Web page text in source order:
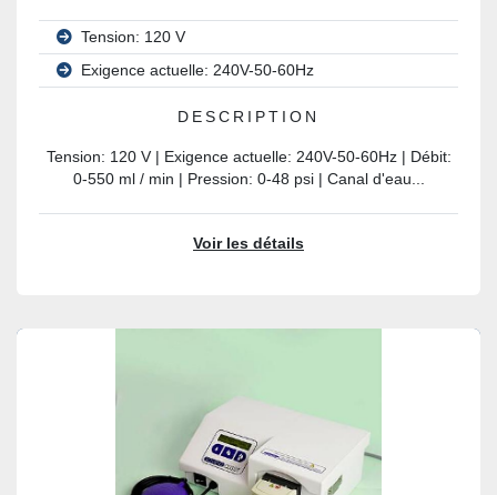
Tension: 120 V
Exigence actuelle: 240V-50-60Hz
DESCRIPTION
Tension: 120 V | Exigence actuelle: 240V-50-60Hz | Débit:
0-550 ml / min | Pression: 0-48 psi | Canal d'eau...
Voir les détails